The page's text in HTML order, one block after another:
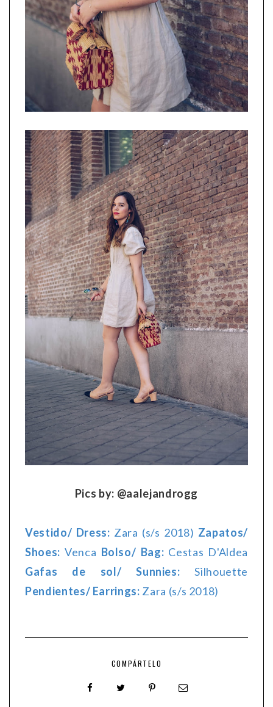
Pics by: @aalejandrogg
Vestido/ Dress: Zara (s/s 2018) Zapatos/
Shoes: Venca Bolso/ Bag: Cestas D'Aldea
Gafas de sol/ Sunnies: Silhouette
Pendientes/ Earrings: Zara (s/s 2018)
COMPÁRTELO